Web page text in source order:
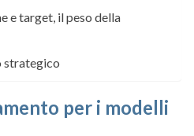
e target, il peso della
strategico
per i modelli